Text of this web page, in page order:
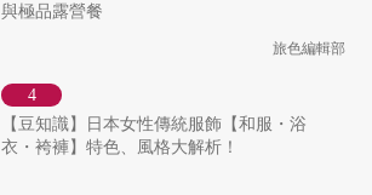
與極品露營餐
旅色編輯部
【豆知識】日本女性傳統服飾【和服・浴
衣・袴褲】特色、風格大解析！